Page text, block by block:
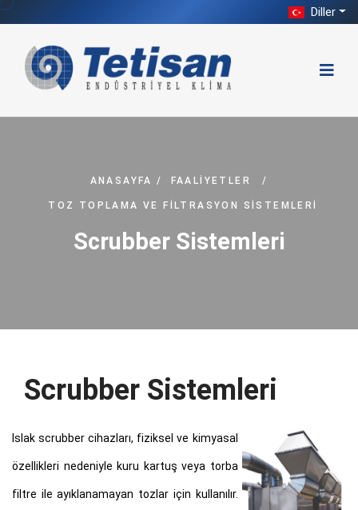
Diller
ANASAYFA / FAALIYETLER /
TOZ TOPLAMA VE FILTRASYON SISTEMLERI
Scrubber Sistemleri
Scrubber Sistemleri
Islak scrubber cihazları, fiziksel ve kimyasal
özellikleri nedeniyle kuru kartuş veya torba
filtre ile ayıklanamayan tozlar için kullanılır.